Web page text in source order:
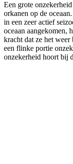
Een grote
orkanen op de
in een zeer actief
oceaan aangekomen,
kracht dat ze het
een flinke portie
onzekerheid hoort bij